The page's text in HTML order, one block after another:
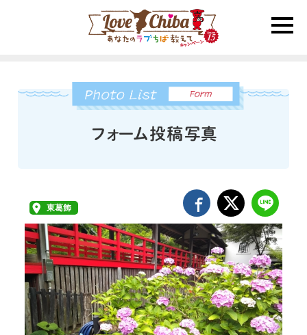
toggle
東葛飾